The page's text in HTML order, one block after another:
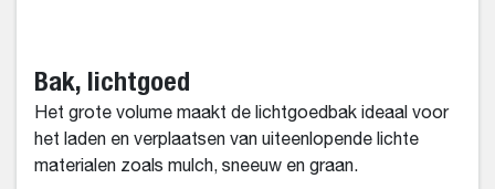
Bak, lichtgoed
Het grote volume maakt de lichtgoedbak ideaal voor
het laden en verplaatsen van uiteenlopende lichte
materialen zoals mulch, sneeuw en graan.